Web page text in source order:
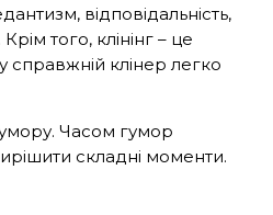
відповідальність,
того, клінінг – це
клінер легко
Часом гумор
складні моменти.